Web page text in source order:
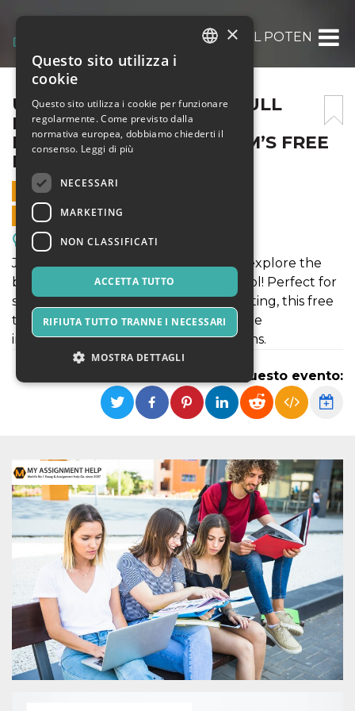
UNLOCK YOUR ESSAY’S FULL POTENTIAL
UNLOCK YOUR ESSAY’S FULL
POTENTIAL WITH
MYASSIGNMENTHELP.COM’S FREE
ESSAY CHECKER!
15 NOVEMBRE 2024 - 02:25
VENDITE ONLINE TERMINATE
Meeting, Fiere, Congressi
Join us at MyAssignmenthelp.com to explore the
benefits of our Essay Checker Free tool! Perfect for
students looking to enhance their writing, this free
tool helps identify grammar issues, style
improvements, and plagiarism concerns.
Condividi questo evento:
×
Questo sito utilizza i
cookie
Questo sito utilizza i cookie per funzionare
regolarmente. Come previsto dalla
normativa europea, dobbiamo chiederti il
consenso. Leggi di più
NECESSARI
MARKETING
NON CLASSIFICATI
ACCETTA TUTTO
RIFIUTA TUTTO TRANNE I NECESSARI
MOSTRA DETTAGLI
Necessari
Marketing
I cookie strettamente necessari o tecnici sono
indispensabili al funzionamento del sito. I
servizi qui presenti non potranno funzionare
senza.
Nome
Provider /
Dominio
Scadenza Descrizione
cf_clearance
Cloudflare,
Inc.
.oooh.events
1 anno
Clearance
Cookie from
CloudFlare
stores the proof
of challenge
passed. It is
used to no
longer issue a
captcha or
jschallenge
challenge if